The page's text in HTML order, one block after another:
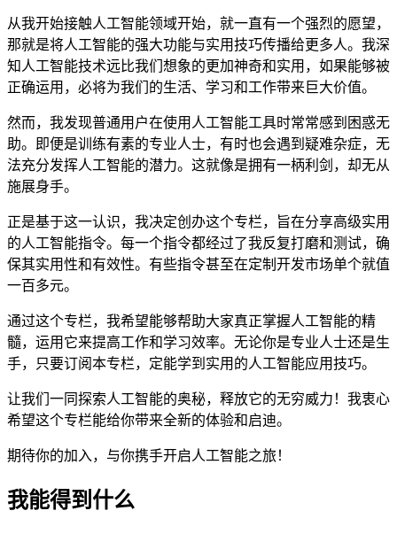
从我开始接触人工智能领域开始，就一直有一个强烈的愿望，
那就是将人工智能的强大功能与实用技巧传播给更多人。我深
知人工智能技术远比我们想象的更加神奇和实用，如果能够被
正确运用，必将为我们的生活、学习和工作带来巨大价值。
然而，我发现普通用户在使用人工智能工具时常常感到困惑无
助。即便是训练有素的专业人士，有时也会遇到疑难杂症，无
法充分发挥人工智能的潜力。这就像是拥有一柄利剑，却无从
施展身手。
正是基于这一认识，我决定创办这个专栏，旨在分享高级实用
的人工智能指令。每一个指令都经过了我反复打磨和测试，确
保其实用性和有效性。有些指令甚至在定制开发市场单个就值
一百多元。
通过这个专栏，我希望能够帮助大家真正掌握人工智能的精
髓，运用它来提高工作和学习效率。无论你是专业人士还是生
手，只要订阅本专栏，定能学到实用的人工智能应用技巧。
让我们一同探索人工智能的奥秘，释放它的无穷威力！我衷心
希望这个专栏能给你带来全新的体验和启迪。
期待你的加入，与你携手开启人工智能之旅！
我能得到什么